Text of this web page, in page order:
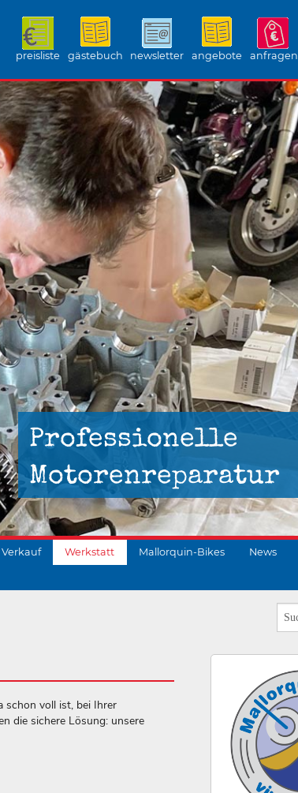
preisliste gästebuch newsletter angebote anfragen
Professionelle
Motorenreparatur
Werkstatt Mallorquin-Bikes News
schon voll ist, bei Ihrer
die sichere Lösung: unsere